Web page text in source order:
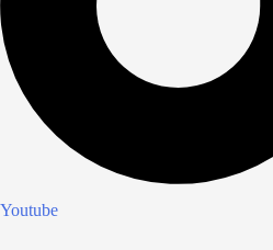
Youtube